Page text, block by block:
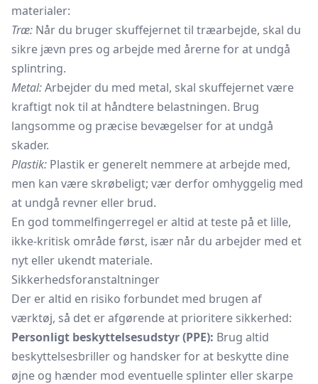
materialer:
Træ: Når du bruger skuffejernet til træarbejde, skal du
sikre jævn pres og arbejde med årerne for at undgå
splintring.
Metal:Arbejder du med metal, skal skuffejernet være
kraftigt nok til at håndtere belastningen. Brug
langsomme og præcise bevægelser for at undgå
skader.
Plastik: Plastik er generelt nemmere at arbejde med,
men kan være skrøbeligt; vær derfor omhyggelig med
at undgå revner eller brud.
En god tommelfingerregel er altid at teste på et lille,
ikke-kritisk område først, især når du arbejder med et
nyt eller ukendt materiale.
Sikkerhedsforanstaltninger
Der er altid en risiko forbundet med brugen af
værktøj, så det er afgørende at prioritere sikkerhed:
Personligt beskyttelsesudstyr (PPE): Brug altid
beskyttelsesbriller og handsker for at beskytte dine
øjne og hænder mod eventuelle splinter eller skarpe